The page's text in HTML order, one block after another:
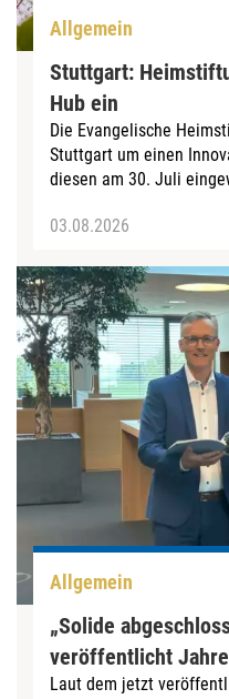
Allgemein
Stuttgart:
Hub ein
Die Evangelische
Stuttgart um einen
diesen am 30. Juli
03.08.2026
Allgemein
„Solide
veröffentlicht
Laut dem jetzt